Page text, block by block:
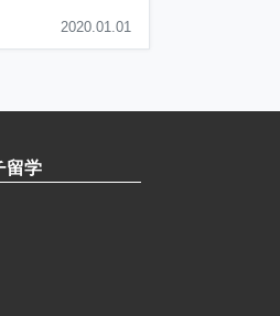
2020.01.01
留学